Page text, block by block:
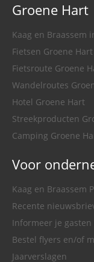
Groene Hart
Kaag en Braassem
Fietsen Groene Hart
Fietsroute Groene
Wandelroutes
Hotel Groene Hart
Streekproducten
Camping Groene
Voor
Kaag en Braassem
Recente
Informeer je
Bestel flyers en/of
Jaarverslagen